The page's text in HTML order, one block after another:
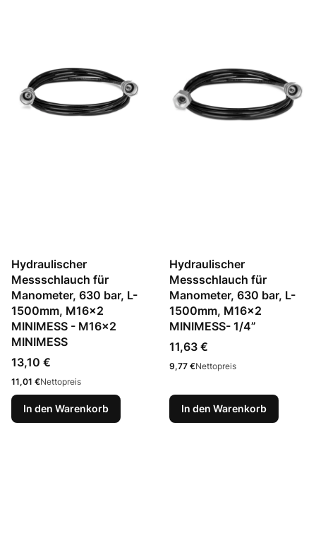
Hydraulischer
Messschlauch für
Manometer, 630 bar, L-
1500mm, M16x2
MINIMESS - M16x2
MINIMESS
Preis
13,10 €
Preis
11,01 €Nettopreis
In den Warenkorb
Hydraulischer
Messschlauch für
Manometer, 630 bar, L-
1500mm, M16x2
MINIMESS- 1/4”
Preis
11,63 €
Preis
9,77 €Nettopreis
In den Warenkorb